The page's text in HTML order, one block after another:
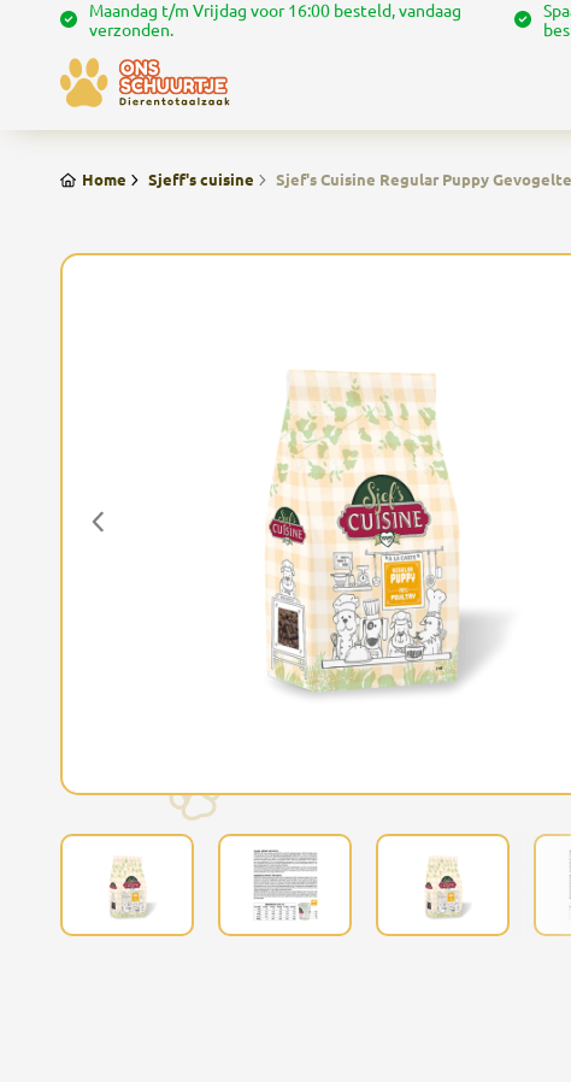
Maandag t/m Vrijdag voor 16:00 besteld, vandaag
verzonden.
Home Sjeff's cuisine Sjef's Cuisine Regular Puppy